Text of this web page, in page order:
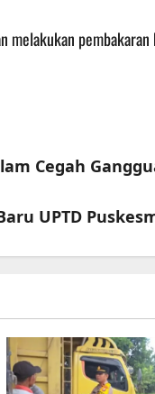
melakukan
Cegah
UPTD